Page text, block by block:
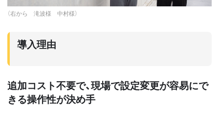
（右から 滝波様 中村様）
導入理由
追加コスト不要で、現場で設定変更が容易にで
きる操作性が決め手